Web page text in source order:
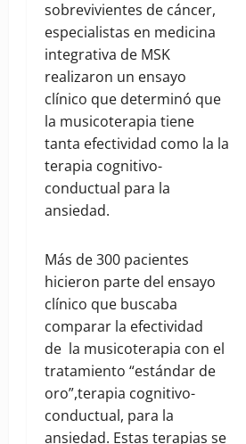
sobrevivientes de cáncer,
especialistas en medicina
integrativa de MSK
realizaron un ensayo
clínico que determinó que
la musicoterapia tiene
tanta efectividad como la la
terapia cognitivo-
conductual para la
ansiedad.
Más de 300 pacientes
hicieron parte del ensayo
clínico que buscaba
comparar la efectividad
de la musicoterapia con el
tratamiento “estándar de
oro”,terapia cognitivo-
conductual, para la
ansiedad. Estas terapias se